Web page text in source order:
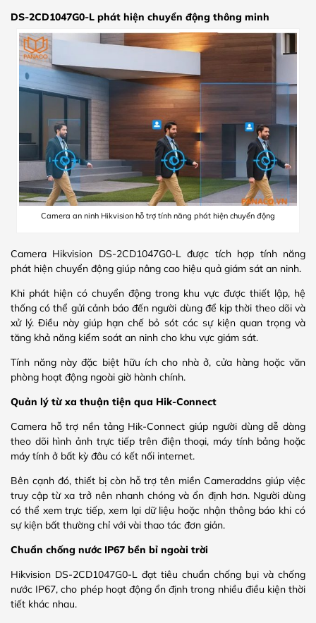
DS-2CD1047G0-L phát hiện chuyển động thông minh
Camera an ninh Hikvision hỗ trợ tính năng phát hiện chuyển động
Camera Hikvision DS-2CD1047G0-L được tích hợp tính năng
phát hiện chuyển động giúp nâng cao hiệu quả giám sát an ninh.
Khi phát hiện có chuyển động trong khu vực được thiết lập, hệ
thống có thể gửi cảnh báo đến người dùng để kịp thời theo dõi và
xử lý. Điều này giúp hạn chế bỏ sót các sự kiện quan trọng và
tăng khả năng kiểm soát an ninh cho khu vực giám sát.
Tính năng này đặc biệt hữu ích cho nhà ở, cửa hàng hoặc văn
phòng hoạt động ngoài giờ hành chính.
Quản lý từ xa thuận tiện qua Hik-Connect
Camera hỗ trợ nền tảng Hik-Connect giúp người dùng dễ dàng
theo dõi hình ảnh trực tiếp trên điện thoại, máy tính bảng hoặc
máy tính ở bất kỳ đâu có kết nối internet.
Bên cạnh đó, thiết bị còn hỗ trợ tên miền Cameraddns giúp việc
truy cập từ xa trở nên nhanh chóng và ổn định hơn. Người dùng
có thể xem trực tiếp, xem lại dữ liệu hoặc nhận thông báo khi có
sự kiện bất thường chỉ với vài thao tác đơn giản.
Chuẩn chống nước IP67 bền bỉ ngoài trời
Hikvision DS-2CD1047G0-L đạt tiêu chuẩn chống bụi và chống
nước IP67, cho phép hoạt động ổn định trong nhiều điều kiện thời
tiết khác nhau.